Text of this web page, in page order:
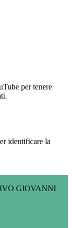
per tenere
identificare la
GIOVANNI